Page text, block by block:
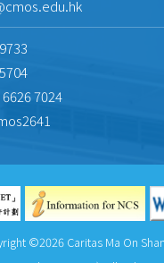
6626 7024
©2026 Caritas Ma On